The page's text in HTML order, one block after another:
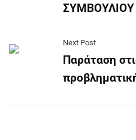
Next Post
Παράταση